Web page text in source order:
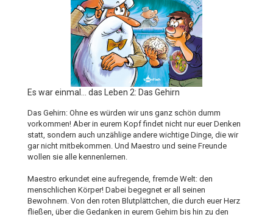
Es war einmal... das Leben 2: Das Gehirn
Das Gehirn: Ohne es würden wir uns ganz schön dumm
vorkommen! Aber in eurem Kopf findet nicht nur euer Denken
statt, sondern auch unzählige andere wichtige Dinge, die wir
gar nicht mitbekommen. Und Maestro und seine Freunde
wollen sie alle kennenlernen.
Maestro erkundet eine aufregende, fremde Welt: den
menschlichen Körper! Dabei begegnet er all seinen
Bewohnern. Von den roten Blutplättchen, die durch euer Herz
fließen, über die Gedanken in eurem Gehirn bis hin zu den